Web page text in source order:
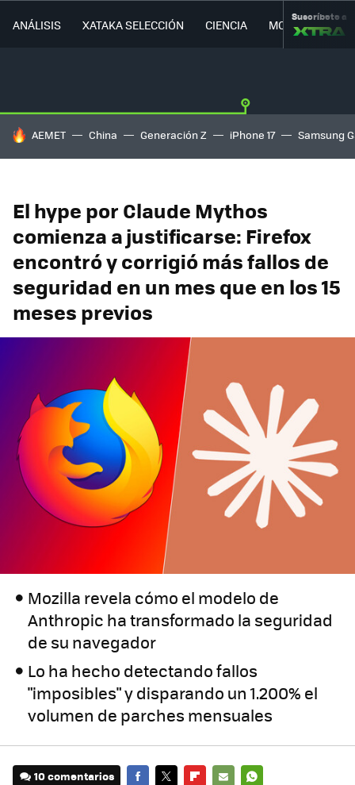
ANÁLISIS XATAKA SELECCIÓN CIENCIA MOVILIDAD
Suscríbete a
HOY SE HABLA DE
AEMET China Generación Z iPhone 17 Samsung
El hype por Claude Mythos
comienza a justificarse: Firefox
encontró y corrigió más fallos de
seguridad en un mes que en los 15
meses previos
Mozilla revela cómo el modelo de
Anthropic ha transformado la seguridad
de su navegador
Lo ha hecho detectando fallos
"imposibles" y disparando un 1.200% el
volumen de parches mensuales
10 comentarios